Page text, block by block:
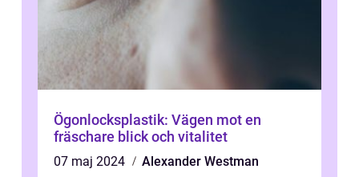
Ögonlocksplastik: Vägen mot en
fräschare blick och vitalitet
07 maj 2024
Alexander Westman